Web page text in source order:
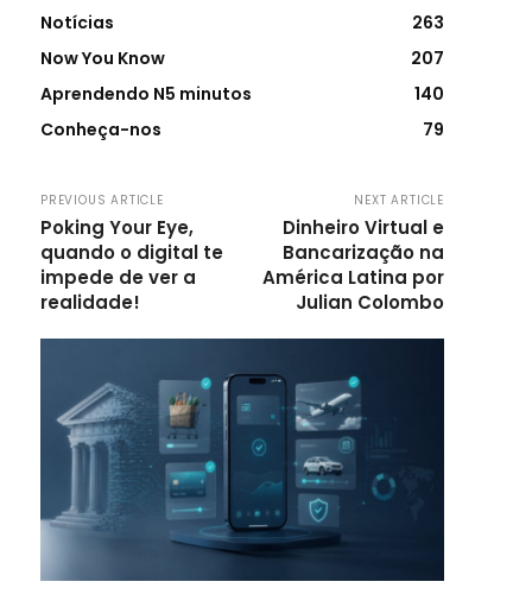
Notícias
263
Now You Know
207
Aprendendo N5 minutos
140
Conheça-nos
79
PREVIOUS ARTICLE
Poking Your Eye,
quando o digital te
impede de ver a
realidade!
NEXT ARTICLE
Dinheiro Virtual e
Bancarização na
América Latina por
Julian Colombo